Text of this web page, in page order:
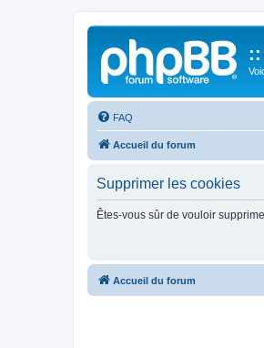
FAQ
Accueil du forum
Supprimer les cookies
Êtes-vous sûr de vouloir
Accueil du forum